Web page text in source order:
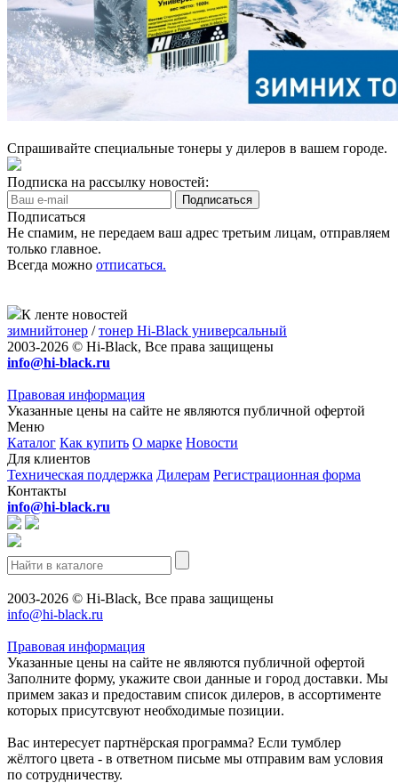
Спрашивайте специальные тонеры у дилеров в вашем городе.
Подписка на рассылку новостей:
Подписаться
Не спамим, не передаем ваш адрес третьим лицам, отправляем
только главное.
Всегда можно отписаться.
К ленте новостей
зимнийтонер /тонер Hi-Black универсальный
2003-2026 © Hi-Black, Все права защищены
info@hi-black.ru
Правовая информация
Указанные цены на сайте не являются публичной офертой
Меню
Каталог Как купить О марке Новости
Для клиентов
Техническая поддержка Дилерам Регистрационная форма
Контакты
info@hi-black.ru
2003-2026 © Hi-Black, Все права защищены
info@hi-black.ru
Правовая информация
Указанные цены на сайте не являются публичной офертой
Заполните форму, укажите свои данные и город доставки. Мы
примем заказ и предоставим список дилеров, в ассортименте
которых присутсвуют необходимые позиции.
Вас интересует партнёрская программа? Если тумблер
жёлтого цвета - в ответном письме мы отправим вам условия
по сотрудничеству.